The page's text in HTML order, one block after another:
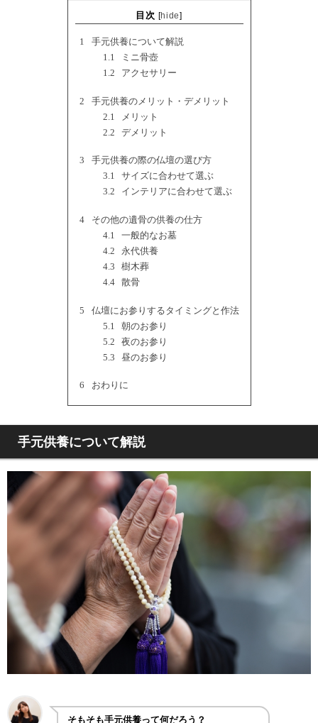
目次 [hide]
1 手元供養について解説
1.1 ミニ骨壺
1.2 アクセサリー
2 手元供養のメリット・デメリット
2.1 メリット
2.2 デメリット
3 手元供養の際の仏壇の選び方
3.1 サイズに合わせて選ぶ
3.2 インテリアに合わせて選ぶ
4 その他の遺骨の供養の仕方
4.1 一般的なお墓
4.2 永代供養
4.3 樹木葬
4.4 散骨
5 仏壇にお参りするタイミングと作法
5.1 朝のお参り
5.2 夜のお参り
5.3 昼のお参り
6 おわりに
手元供養について解説
そもそも手元供養って何だろう？